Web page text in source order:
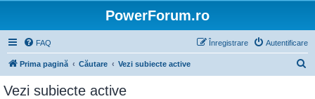
PowerForum.ro
FAQ Autentificare
Înregistrare
Prima pagină Căutare Vezi subiecte active
Vezi subiecte active